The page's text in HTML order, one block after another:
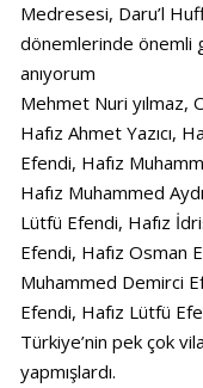
Medresesi, Daru’l
dönemlerinde önemli
anıyorum
Mehmet Nuri yılmaz,
Hafız Ahmet Yazıcı,
Efendi, Hafız
Hafız Muhammed
Lütfü Efendi, Hafız
Efendi, Hafız Osman
Muhammed Demirci
Efendi, Hafız Lütfü
Türkiye’nin pek çok
yapmışlardı.